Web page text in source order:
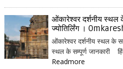
ओंकारेश्वर दर्शनीय स्थल
ज्योतिर्लिंग ।
ओंकारेश्वर दर्शनीय स्थल के
स्थल के सम्पूर्ण जानकारी
Readmore